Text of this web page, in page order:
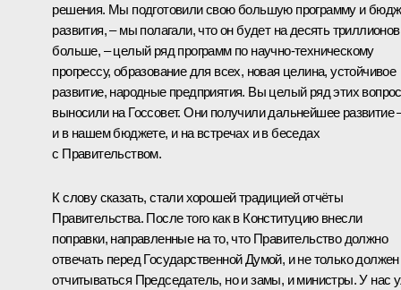
решения. Мы подготовили свою большую программу и
развития, – мы полагали, что он будет на десять триллионов
больше, – целый ряд программ по научно-техническому
прогрессу, образование для всех, новая целина, устойчивое
развитие, народные предприятия. Вы целый ряд этих
выносили на Госсовет. Они получили дальнейшее развитие
и в нашем бюджете, и на встречах и в беседах
с Правительством.
К слову сказать, стали хорошей традицией отчёты
Правительства. После того как в Конституцию внесли
поправки, направленные на то, что Правительство должно
отвечать перед Государственной Думой, и не только должен
отчитываться Председатель, но и замы, и министры. У нас